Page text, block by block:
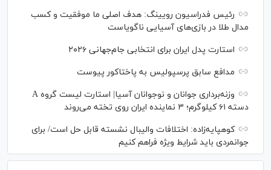
رئیس فدراسیون رویینگ: هدف اصلی ما موفقیت و کسب
مدال طلا در بازی‌های آسیایی ناگویاست
استارت پدل ایران برای انتخابی جام‌جهانی ۲۰۲۶
مدافع سابق پرسپولیس به پاختاکور پیوست
وزنه‌برداری جوانان و نوجوانان آسیا| استارت لیست گروه A
دسته ۶۱ کیلوگرم؛ ۳ نماینده ایران روی تخته می‌روند
کوهپایه‌زاده: اختلافات والیبال نشسته قابل حل است/ برای
جوانمردی باید شرایط ویژه فراهم کنیم